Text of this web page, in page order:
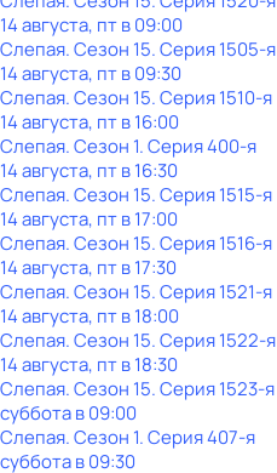
14 августа, пт в 09:00
Слепая. Сезон 15. Серия 1505-я
14 августа, пт в 09:30
Слепая. Сезон 15. Серия 1510-я
14 августа, пт в 16:00
Слепая. Сезон 1. Серия 400-я
14 августа, пт в 16:30
Слепая. Сезон 15. Серия 1515-я
14 августа, пт в 17:00
Слепая. Сезон 15. Серия 1516-я
14 августа, пт в 17:30
Слепая. Сезон 15. Серия 1521-я
14 августа, пт в 18:00
Слепая. Сезон 15. Серия 1522-я
14 августа, пт в 18:30
Слепая. Сезон 15. Серия 1523-я
субботав09:00
Слепая. Сезон 1. Серия 407-я
субботав09:30